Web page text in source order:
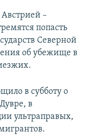
–
попасть
Северной
об убежище в
в субботу о
в
ультраправых,